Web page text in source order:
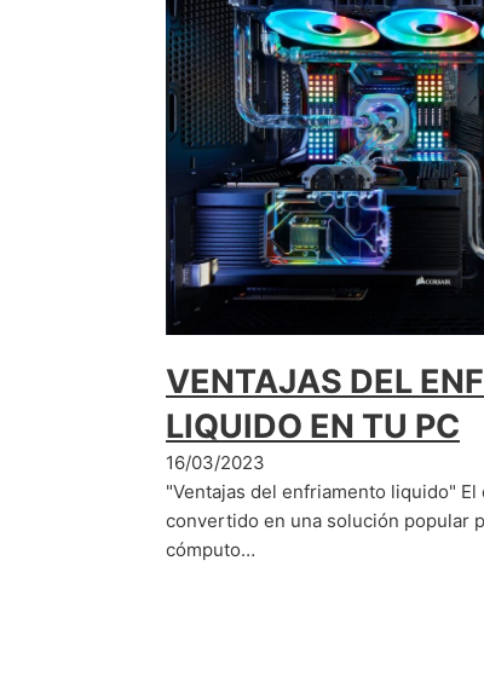
VENTAJAS DEL
LIQUIDO EN TU PC
16/03/2023
"Ventajas del enfriamento liquido"
convertido en una solución popular
cómputo…